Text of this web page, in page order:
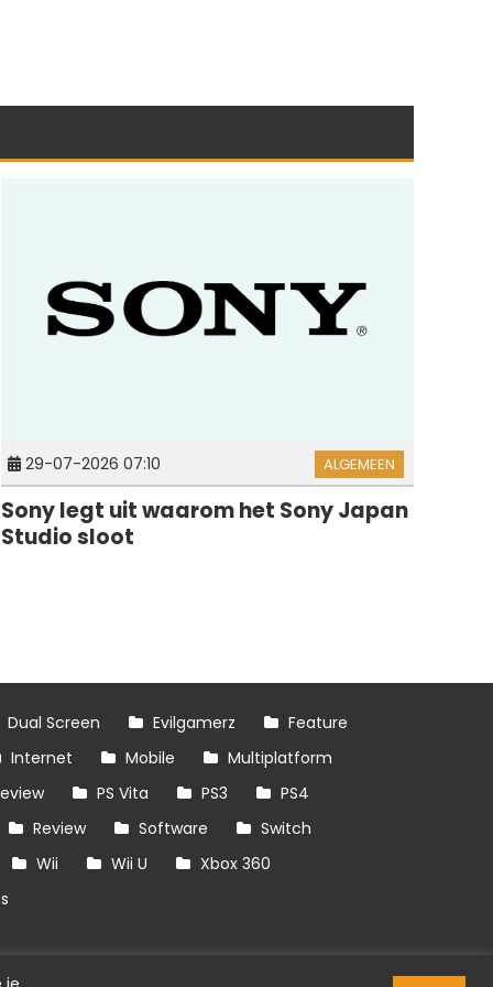
29-07-2026 07:10 ALGEMEEN
Sony legt uit waarom het Sony Japan
Studio sloot
Dual Screen Evilgamerz
Feature
Internet Mobile
Multiplatform
PS Vita PS3
PS4
Review Software
Switch
Wii Wii U
Xbox 360